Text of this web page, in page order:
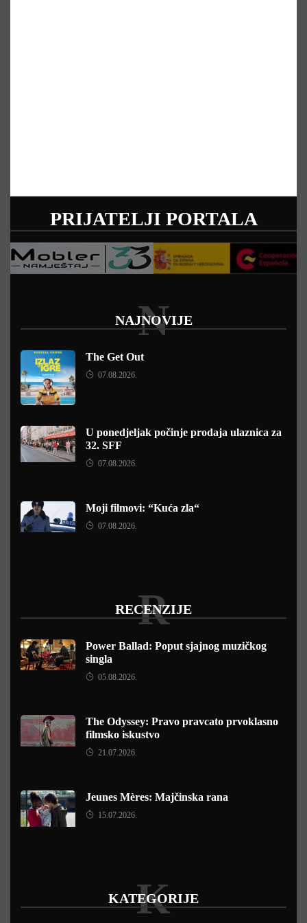
PRIJATELJI PORTALA
NAJNOVIJE
N
The Get Out
07.08.2026.
U ponedjeljak počinje prodaja ulaznica za
32. SFF
07.08.2026.
Moji filmovi: “Kuća zla“
07.08.2026.
RECENZIJE
R
Power Ballad: Poput sjajnog muzičkog
singla
05.08.2026.
The Odyssey: Pravo pravcato prvoklasno
filmsko iskustvo
21.07.2026.
Jeunes Mères: Majčinska rana
15.07.2026.
KATEGORIJE
K